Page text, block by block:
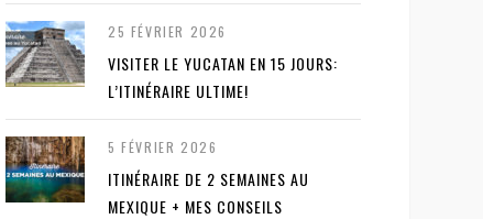
25 FÉVRIER 2026
VISITER LE YUCATAN EN 15 JOURS:
L’ITINÉRAIRE ULTIME!
5 FÉVRIER 2026
ITINÉRAIRE DE 2 SEMAINES AU
MEXIQUE + MES CONSEILS